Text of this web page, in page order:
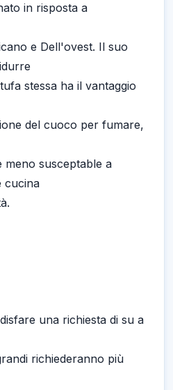
in risposta a
e Dell'ovest. Il suo
stessa ha il vantaggio
del cuoco per fumare,
susceptable a
cucina
una richiesta di su a
richiederanno più